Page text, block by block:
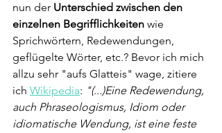
nun der Unterschied zwischen den
einzelnen Begrifflichkeiten wie
Sprichwörtern, Redewendungen,
geflügelte Wörter, etc.? Bevor ich mich
allzu sehr "aufs Glatteis" wage, zitiere
ich Wikipedia: "(...)Eine Redewendung,
auch Phraseologismus, Idiom oder
idiomatische Wendung, ist eine feste